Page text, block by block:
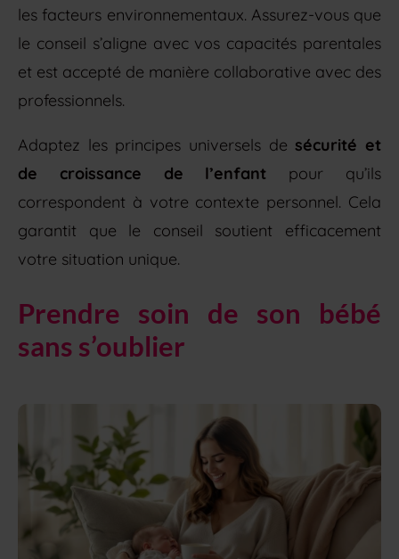
les facteurs environnementaux. Assurez-vous que
le conseil s’aligne avec vos capacités parentales
et est accepté de manière collaborative avec des
professionnels.
Adaptez les principes universels de sécurité et
de croissance de l’enfant pour qu’ils
correspondent à votre contexte personnel. Cela
garantit que le conseil soutient efficacement
votre situation unique.
Prendre soin de son bébé
sans s’oublier